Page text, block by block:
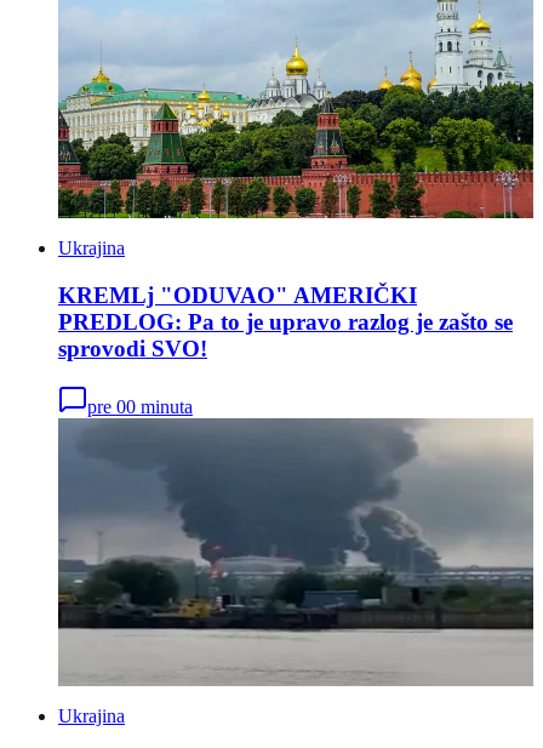
Ukrajina
KREMLj "ODUVAO" AMERIČKI
PREDLOG: Pa to je upravo razlog je zašto se
sprovodi SVO!
pre 00 minuta
Ukrajina